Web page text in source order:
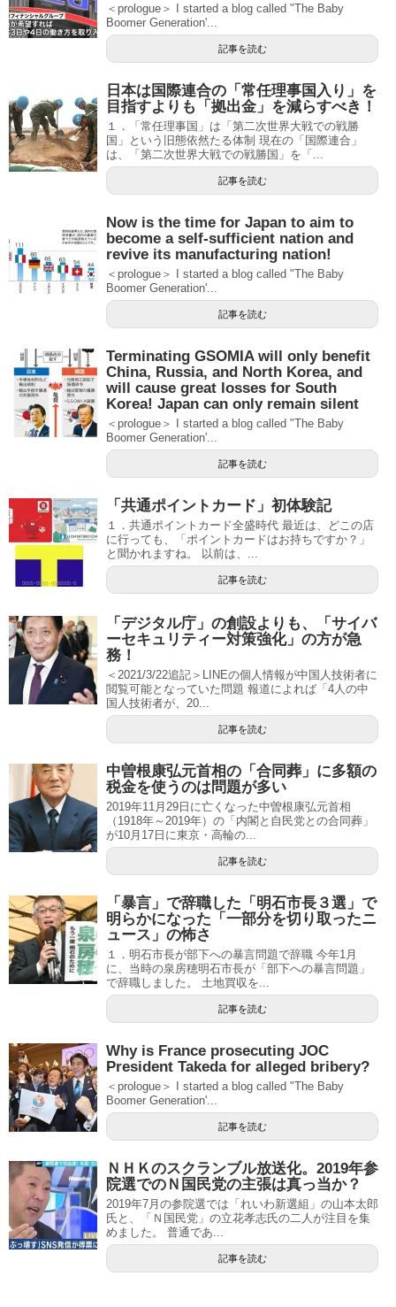
＜prologue＞ I started a blog called "The Baby
Boomer Generation'...
記事を読む
日本は国際連合の「常任理事国入り」を
目指すよりも「拠出金」を減らすべき！
１．「常任理事国」は「第二次世界大戦での戦勝
国」という旧態依然たる体制 現在の「国際連合」
は、「第二次世界大戦での戦勝国」を「...
記事を読む
Now is the time for Japan to aim to
become a self-sufficient nation and
revive its manufacturing nation!
＜prologue＞ I started a blog called "The Baby
Boomer Generation'...
記事を読む
Terminating GSOMIA will only benefit
China, Russia, and North Korea, and
will cause great losses for South
Korea! Japan can only remain silent
＜prologue＞ I started a blog called "The Baby
Boomer Generation'...
記事を読む
「共通ポイントカード」初体験記
１．共通ポイントカード全盛時代 最近は、どこの店
に行っても、「ポイントカードはお持ちですか？」
と聞かれますね。 以前は、...
記事を読む
「デジタル庁」の創設よりも、「サイバ
ーセキュリティー対策強化」の方が急
務！
＜2021/3/22追記＞LINEの個人情報が中国人技術者に
閲覧可能となっていた問題 報道によれば「4人の中
国人技術者が、20...
記事を読む
中曽根康弘元首相の「合同葬」に多額の
税金を使うのは問題が多い
2019年11月29日に亡くなった中曽根康弘元首相
（1918年～2019年）の「内閣と自民党との合同葬」
が10月17日に東京・高輪の...
記事を読む
「暴言」で辞職した「明石市長３選」で
明らかになった「一部分を切り取ったニ
ュース」の怖さ
１．明石市長が部下への暴言問題で辞職 今年1月
に、当時の泉房穂明石市長が「部下への暴言問題」
で辞職しました。 土地買収を...
記事を読む
Why is France prosecuting JOC
President Takeda for alleged bribery?
＜prologue＞ I started a blog called "The Baby
Boomer Generation'...
記事を読む
ＮＨＫのスクランブル放送化。2019年参
院選でのＮ国民党の主張は真っ当か？
2019年7月の参院選では「れいわ新選組」の山本太郎
氏と、「Ｎ国民党」の立花孝志氏の二人が注目を集
めました。 普通であ...
記事を読む